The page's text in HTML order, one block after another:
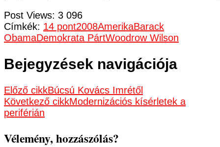
Post Views: 3 096
Címkék: 14 pont2008AmerikaBarack
ObamaDemokrata PártWoodrow Wilson
Bejegyzések navigációja
Előző cikkBúcsú Kovács Imrétől
Következő cikkModernizációs kísérletek a
periférián
Vélemény, hozzászólás?